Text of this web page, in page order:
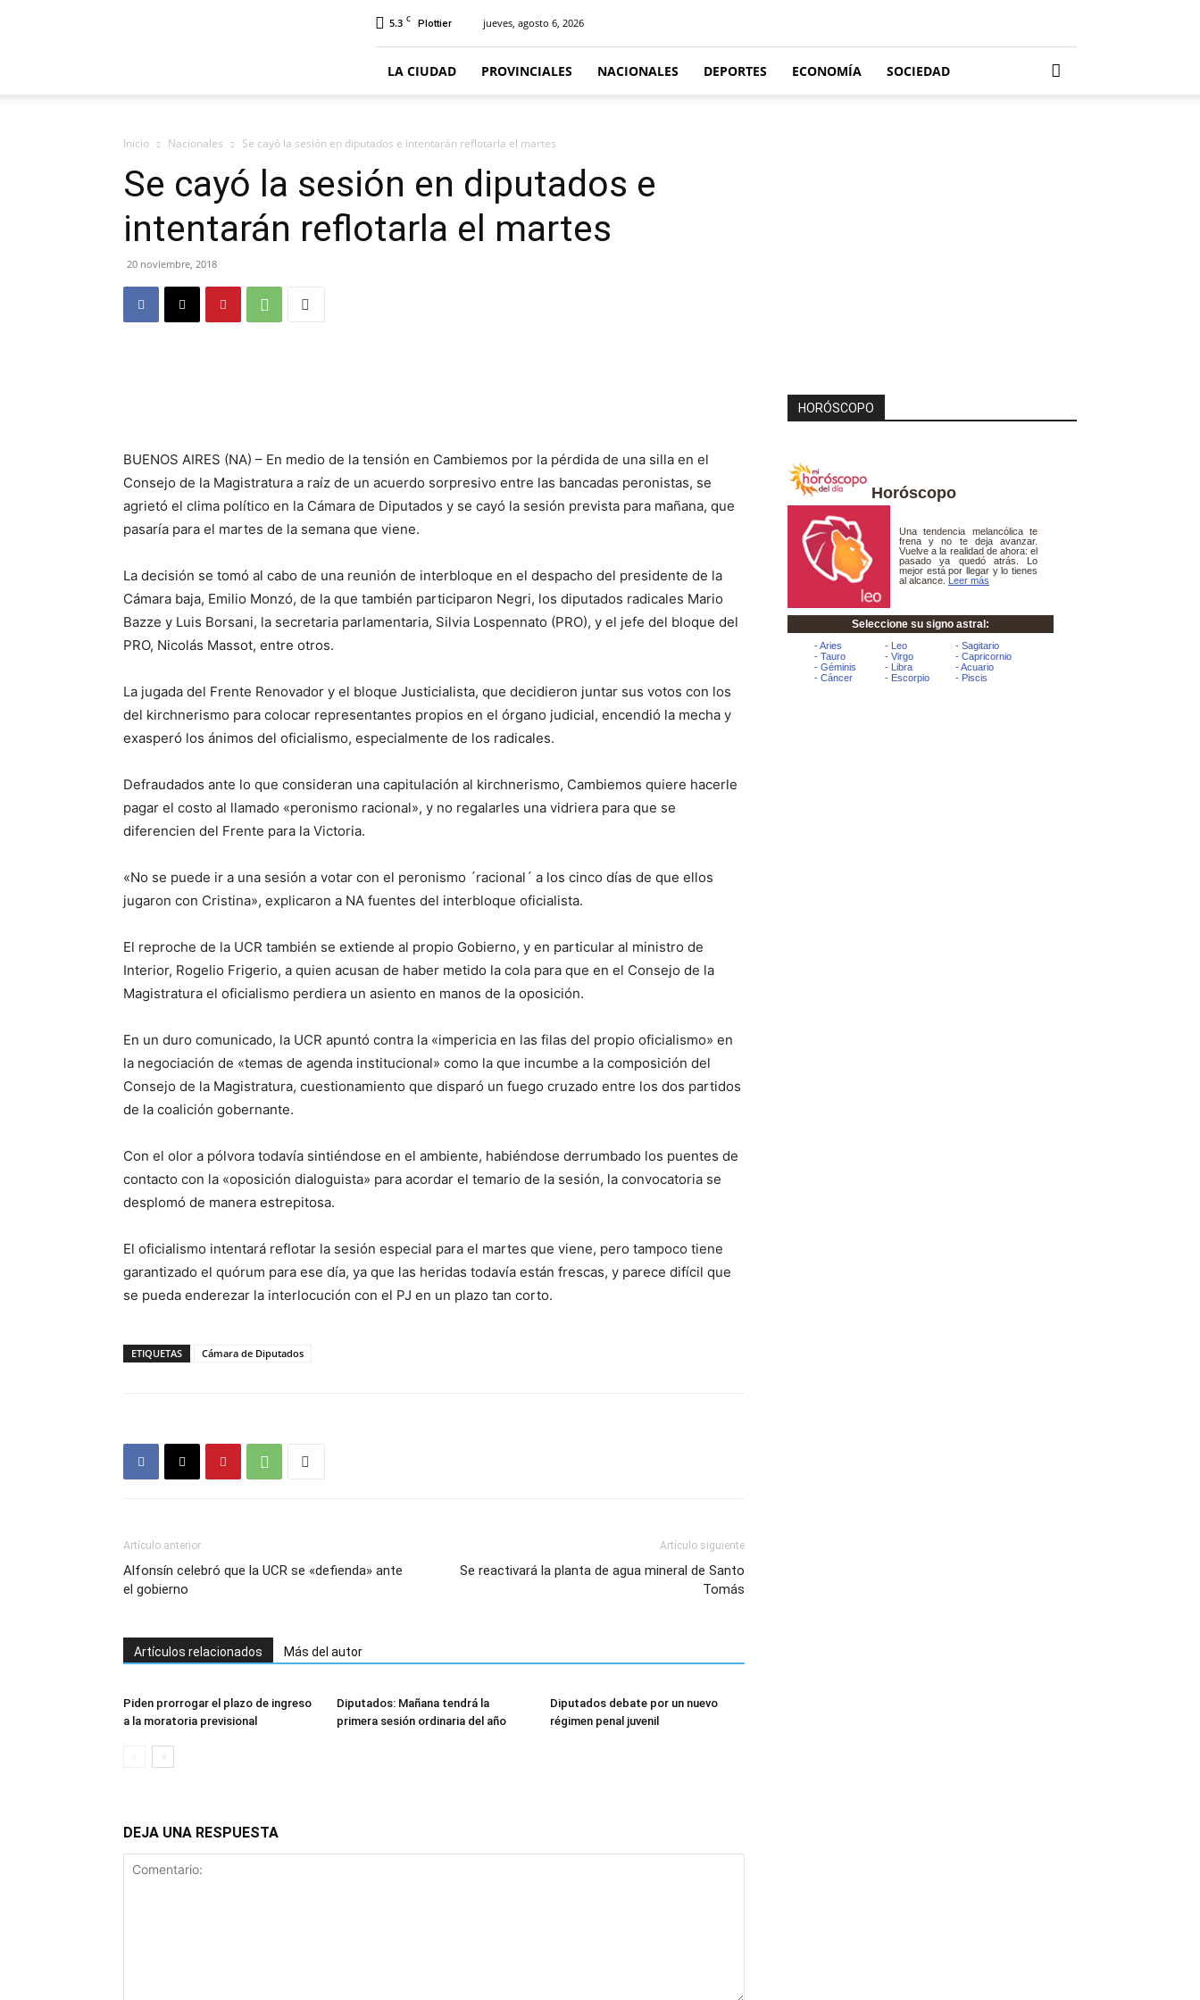
5.3 C Plottier jueves, agosto 6, 2026
LA CIUDAD PROVINCIALES NACIONALES DEPORTES ECONOMÍA SOCIEDAD
Inicio Nacionales Se cayó la sesión en diputados e intentarán reflotarla el martes
Se cayó la sesión en diputados e
intentarán reflotarla el martes
20 noviembre, 2018
BUENOS AIRES (NA) – En medio de la tensión en Cambiemos por la pérdida de una silla en el
Consejo de la Magistratura a raíz de un acuerdo sorpresivo entre las bancadas peronistas, se
agrietó el clima político en la Cámara de Diputados y se cayó la sesión prevista para mañana, que
pasaría para el martes de la semana que viene.
La decisión se tomó al cabo de una reunión de interbloque en el despacho del presidente de la
Cámara baja, Emilio Monzó, de la que también participaron Negri, los diputados radicales Mario
Bazze y Luis Borsani, la secretaria parlamentaria, Silvia Lospennato (PRO), y el jefe del bloque del
PRO, Nicolás Massot, entre otros.
La jugada del Frente Renovador y el bloque Justicialista, que decidieron juntar sus votos con los
del kirchnerismo para colocar representantes propios en el órgano judicial, encendió la mecha y
exasperó los ánimos del oficialismo, especialmente de los radicales.
Defraudados ante lo que consideran una capitulación al kirchnerismo, Cambiemos quiere hacerle
pagar el costo al llamado «peronismo racional», y no regalarles una vidriera para que se
diferencien del Frente para la Victoria.
«No se puede ir a una sesión a votar con el peronismo ´racional´ a los cinco días de que ellos
jugaron con Cristina», explicaron a NA fuentes del interbloque oficialista.
El reproche de la UCR también se extiende al propio Gobierno, y en particular al ministro de
Interior, Rogelio Frigerio, a quien acusan de haber metido la cola para que en el Consejo de la
Magistratura el oficialismo perdiera un asiento en manos de la oposición.
En un duro comunicado, la UCR apuntó contra la «impericia en las filas del propio oficialismo» en
la negociación de «temas de agenda institucional» como la que incumbe a la composición del
Consejo de la Magistratura, cuestionamiento que disparó un fuego cruzado entre los dos partidos
de la coalición gobernante.
Con el olor a pólvora todavía sintiéndose en el ambiente, habiéndose derrumbado los puentes de
contacto con la «oposición dialoguista» para acordar el temario de la sesión, la convocatoria se
desplomó de manera estrepitosa.
El oficialismo intentará reflotar la sesión especial para el martes que viene, pero tampoco tiene
garantizado el quórum para ese día, ya que las heridas todavía están frescas, y parece difícil que
se pueda enderezar la interlocución con el PJ en un plazo tan corto.
ETIQUETAS Cámara de Diputados
Artículo anterior
Alfonsín celebró que la UCR se «defienda» ante
el gobierno
Artículo siguiente
Se reactivará la planta de agua mineral de Santo
Tomás
Artículos relacionados Más del autor
Piden prorrogar el plazo de ingreso
a la moratoria previsional
Diputados: Mañana tendrá la
primera sesión ordinaria del año
Diputados debate por un nuevo
régimen penal juvenil
DEJA UNA RESPUESTA
HORÓSCOPO
Horóscopo